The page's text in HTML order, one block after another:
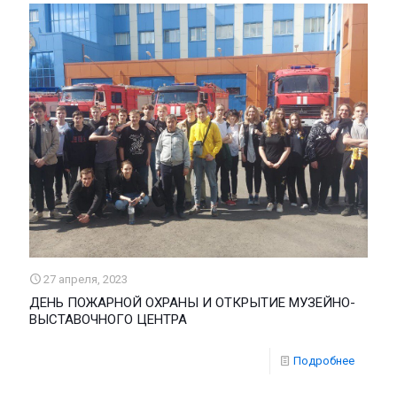
27 апреля, 2023
ДЕНЬ ПОЖАРНОЙ ОХРАНЫ И ОТКРЫТИЕ МУЗЕЙНО-
ВЫСТАВОЧНОГО ЦЕНТРА
Подробнее